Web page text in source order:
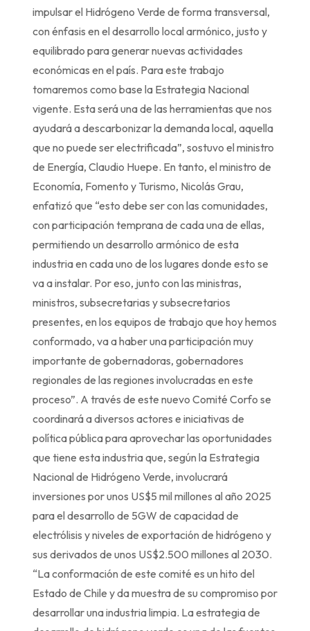
impulsar el Hidrógeno Verde de forma transversal,
con énfasis en el desarrollo local armónico, justo y
equilibrado para generar nuevas actividades
económicas en el país. Para este trabajo
tomaremos como base la Estrategia Nacional
vigente. Esta será una de las herramientas que nos
ayudará a descarbonizar la demanda local, aquella
que no puede ser electrificada”, sostuvo el ministro
de Energía, Claudio Huepe. En tanto, el ministro de
Economía, Fomento y Turismo, Nicolás Grau,
enfatizó que “esto debe ser con las comunidades,
con participación temprana de cada una de ellas,
permitiendo un desarrollo armónico de esta
industria en cada uno de los lugares donde esto se
va a instalar. Por eso, junto con las ministras,
ministros, subsecretarias y subsecretarios
presentes, en los equipos de trabajo que hoy hemos
conformado, va a haber una participación muy
importante de gobernadoras, gobernadores
regionales de las regiones involucradas en este
proceso”. A través de este nuevo Comité Corfo se
coordinará a diversos actores e iniciativas de
política pública para aprovechar las oportunidades
que tiene esta industria que, según la Estrategia
Nacional de Hidrógeno Verde, involucrará
inversiones por unos US$5 mil millones al año 2025
para el desarrollo de 5GW de capacidad de
electrólisis y niveles de exportación de hidrógeno y
sus derivados de unos US$2.500 millones al 2030.
“La conformación de este comité es un hito del
Estado de Chile y da muestra de su compromiso por
desarrollar una industria limpia. La estrategia de